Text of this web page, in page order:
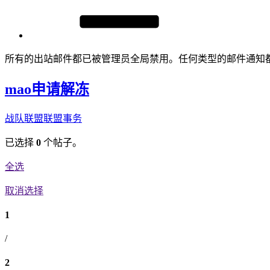
所有的出站邮件都已被管理员全局禁用。任何类型的邮件通知
mao申请解冻
战队联盟联盟事务
已选择 0 个帖子。
全选
取消选择
1
/
2